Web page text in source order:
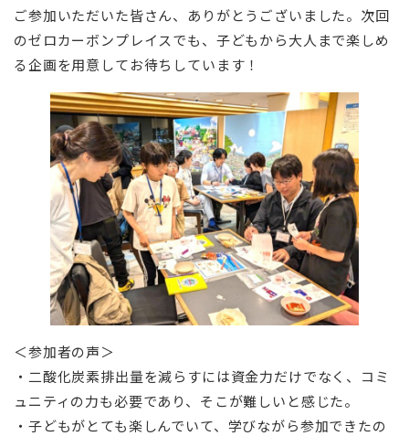
ご参加いただいた皆さん、ありがとうございました。次回
のゼロカーボンプレイスでも、子どもから大人まで楽しめ
る企画を用意してお待ちしています！
＜参加者の声＞
・二酸化炭素排出量を減らすには資金力だけでなく、コミ
ュニティの力も必要であり、そこが難しいと感じた。
・子どもがとても楽しんでいて、学びながら参加できたの